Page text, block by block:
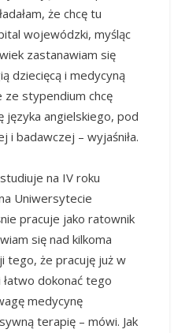
że chcę tu
wojewódzki, myśląc
zastanawiam się
dziecięcą i medycyną
ze stypendium chcę
języka angielskiego, pod
i badawczej – wyjaśniła.
studiuje na IV roku
Uniwersytecie
pracuje jako ratownik
się nad kilkoma
tego, że pracuję już w
dokonać tego
medycynę
terapię – mówi. Jak